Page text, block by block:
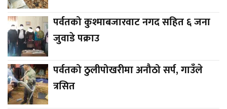
पर्वतको कुश्माबजारवाट नगद सहित ६ जना
जुवाडे पक्राउ
पर्वतको ठुलीपोखरीमा अनौठो सर्प, गाउँले
त्रसित